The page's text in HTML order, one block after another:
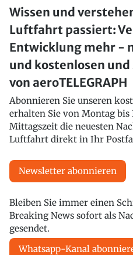
Wissen und
Luftfahrt passiert:
Entwicklung mehr -
und kostenlosen
von aeroTELEGRAPH
Abonnieren Sie unseren
erhalten Sie von Montag
Mittagszeit die neuesten
Luftfahrt direkt in Ihr
Newsletter abonnieren
Bleiben Sie immer einen
Breaking News sofort als
gesendet.
Whatsapp-Kanal